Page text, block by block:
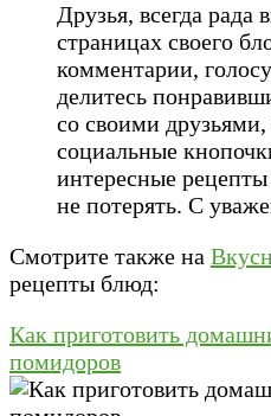
Друзья, всегда рада
страницах своего
комментарии,
делитесь
со своими
социальные
интересные
не потерять. С
Смотрите также на
рецепты блюд:
Как приготовить
помидоров